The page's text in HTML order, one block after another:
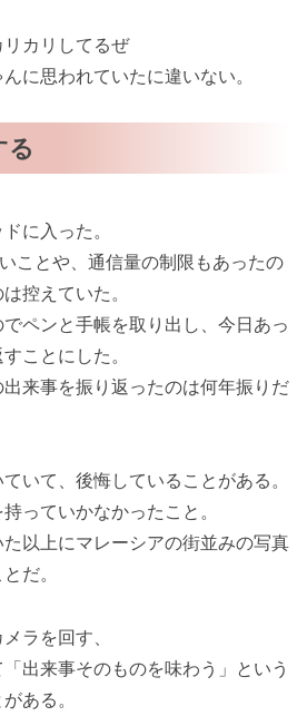
カリしてるぜ
に思われていたに違いない。
る
に入った。
ことや、通信量の制限もあったの
控えていた。
ペンと手帳を取り出し、今日あっ
ことにした。
来事を振り返ったのは何年振りだ
いて、後悔していることがある。
っていかなかったこと。
以上にマレーシアの街並みの写真
だ。
ラを回す、
出来事そのものを味わう」という
ある。